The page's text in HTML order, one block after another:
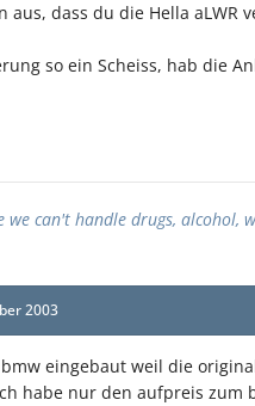
aus, dass du die Hella aLWR
so ein Scheiss, hab die
we can't handle drugs, alcohol,
2003
eingebaut weil die
habe nur den aufpreis zum